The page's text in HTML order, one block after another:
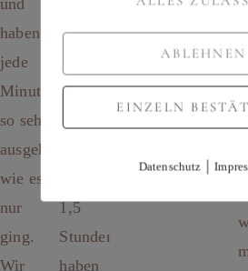
ABLEHNEN
EINZELN
Datenschutz |